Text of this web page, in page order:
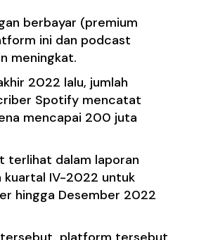
berbayar (premium
ini dan podcast
meningkat.
2022 lalu, jumlah
Spotify mencatat
mencapai 200 juta
terlihat dalam laporan
kuartal IV-2022 untuk
hingga Desember 2022